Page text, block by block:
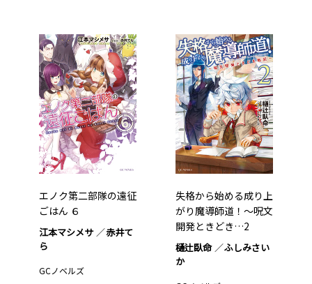
エノク第二部隊の遠征
ごはん ６
江本マシメサ
赤井て
ら
GCノベルズ
失格から始める成り上
がり魔導師道！～呪文
開発ときどき…2
樋辻臥命
ふしみさい
か